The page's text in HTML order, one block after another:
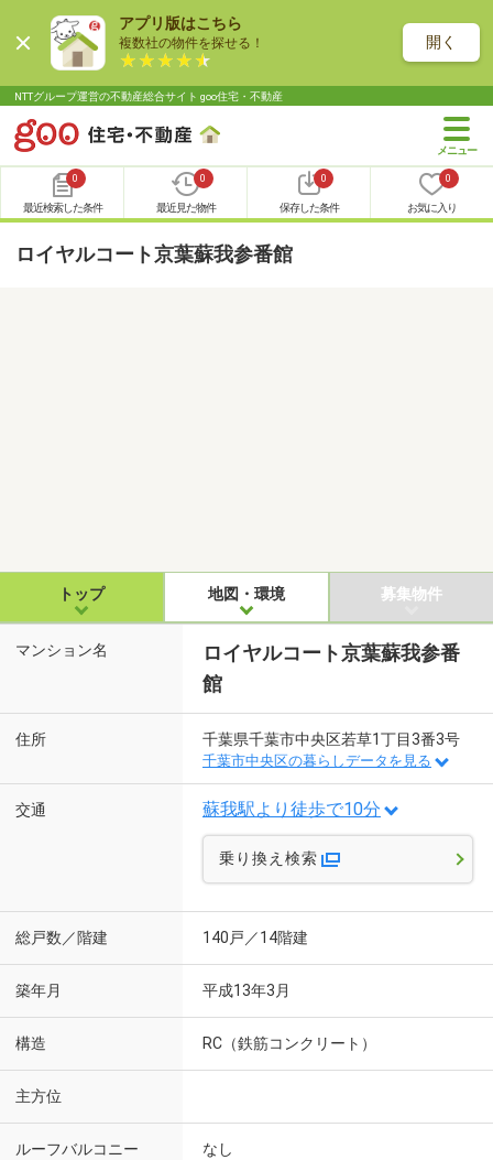
アプリ版はこちら
複数社の物件を探せる！ 開く
NTTグループ運営の不動産総合サイト goo住宅・不動産
0
最近検索した条件
0
最近見た物件
0
保存した条件
0
お気に入り
ロイヤルコート京葉蘇我参番館
トップ 地図・環境 募集物件
マンション名
ロイヤルコート京葉蘇我参番
館
住所 千葉県千葉市中央区若草1丁目3番3号
千葉市中央区の暮らしデータを見る
交通 蘇我駅より徒歩で10分
乗り換え検索
総戸数／階建 140戸／14階建
築年月 平成13年3月
構造 RC（鉄筋コンクリート）
主方位
ルーフバルコニー なし